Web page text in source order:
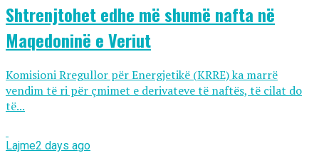
Shtrenjtohet edhe më shumë nafta në
Maqedoninë e Veriut
Komisioni Rregullor për Energjetikë (KRRE) ka marrë
vendim të ri për çmimet e derivateve të naftës, të cilat do
të...
Lajme2 days ago